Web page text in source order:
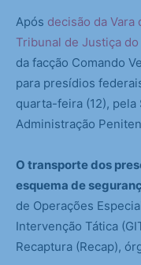
Após decisão da Vara
Tribunal de Justiça
da facção Comando
para presídios
quarta-feira (12), pela
Administração
O transporte dos
esquema de
de Operações
Intervenção Tática
Recaptura (Recap),